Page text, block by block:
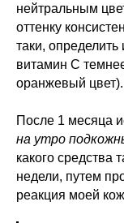
нейтральным
оттенку
таки, определить
витамин С
оранжевый
После 1 месяца
на утро
какого средства
недели, путем
реакция моей